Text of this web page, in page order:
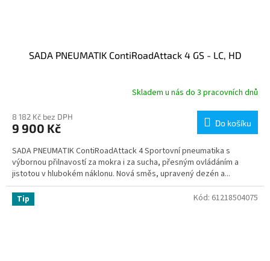
SADA PNEUMATIK ContiRoadAttack 4 GS - LC, HD
Skladem u nás do 3 pracovních dnů
8 182 Kč bez DPH
9 900 Kč Do košíku
SADA PNEUMATIK ContiRoadAttack 4 Sportovní pneumatika s
výbornou přilnavostí za mokra i za sucha, přesným ovládáním a
jistotou v hlubokém náklonu. Nová směs, upravený dezén a...
Tip Kód: 61218504075